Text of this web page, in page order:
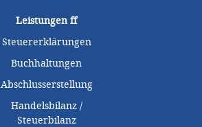
Leistungenff
Steuererklärungen
Buchhaltungen
Abschlusserstellung
Handelsbilanz /
Steuerbilanz